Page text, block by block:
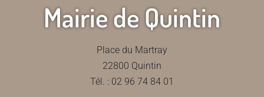
Mairie de Quintin
Place du Martray
22800 Quintin
Tél. : 02 96 74 84 01